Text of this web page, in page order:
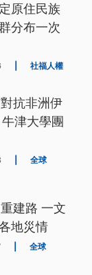
原住民族
分布一次
社福人權
抗非洲伊
津大學團
全球
建路 一文
地災情
全球